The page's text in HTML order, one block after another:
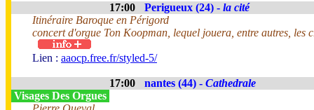
17:00 Perigueux (24) - la cité
Itinéraire Baroque en Périgord
concert d'orgue Ton Koopman, lequel jouera, entre autres, les
Lien : aaocp.free.fr/styled-5/
17:00 nantes (44) - Cathedrale
Visages Des Orgues